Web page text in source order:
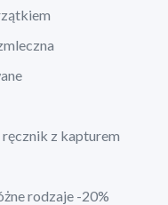
z kapturem
rodzaje -20%